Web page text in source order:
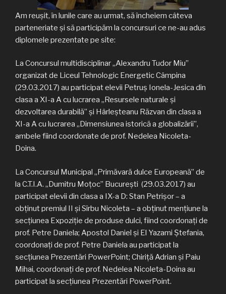
Am reușit, în lunile care au urmat, să încheiem câteva
parteneriate și să participăm la concursuri ce ne-au adus
diplomele prezentate pe site:
La Concursul multidisciplinar „Alexandru Tudor Miu”
organizat de Liceul Tehnologic Energetic Câmpina
(29.03.2017) au participat elevii Petruş Ionela-Jesica din
clasa a XI-a A cu lucrarea „Resursele naturale şi
dezvoltarea durabilă” şi Hârleşteanu Răzvan din clasa a
XI-a A cu lucrarea „Dimensiunea istorică a globalizării”,
ambele fiind coordonate de prof. Nedelea Nicoleta-
Doina.
La Concursul Municipal „Primăvară dulce Europeană” de
la C.T.I.A. „Dumitru Moţoc” București (29.03.2017) au
participat elevii din clasa a IX-a D: Stan Petrişor – a
obținut premiul II şi Sîrbu Nicoleta – a obținut menţiune la
secţiunea Expoziţie de produse dulci, fiind coordonaţi de
prof. Petre Daniela; Apostol Daniel şi El Yazami Ştefania,
coordonaţi de prof. Petre Daniela au participat la
secţiunea Prezentări PowerPoint; Chiriţă Adrian şi Paiu
Mihai, coordonaţi de prof. Nedelea Nicoleta-Doina au
participat la secţiunea Prezentări PowerPoint.